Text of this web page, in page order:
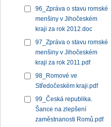
96_Zpráva o stavu romské
menšiny v Jihočeském
kraji za rok 2012.doc
97_Zpráva o stavu romské
menšiny v Jihočeském
kraji za rok 2011.pdf
98_Romové ve
Středočeském kraji.pdf
99_Česká republika.
Šance na zlepšení
zaměstnanosti Romů.pdf